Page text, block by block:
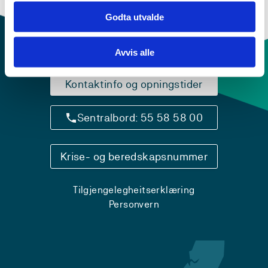
Godta utvalde
Avvis alle
Kontaktinfo og opningstider
Sentralbord: 55 58 58 00
Krise- og beredskapsnummer
Tilgjengelegheitserklæring
Personvern